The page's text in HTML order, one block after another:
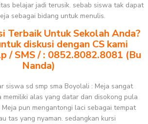
belajar jadi terusik. sebab siswa tak dapat
sebagai bidang untuk menulis.
Terbaik Untuk Sekolah Anda?
diskusi dengan CS kami
/ SMS / : 0852.8082.8081 (Bu
Nanda)
siswa sd smp sma Boyolali : Meja sangat
memiliki alas yang datar dan disokong pula
pun mengantongi laci sebagai tempat
tas yang nyaman. sedangkan kursi